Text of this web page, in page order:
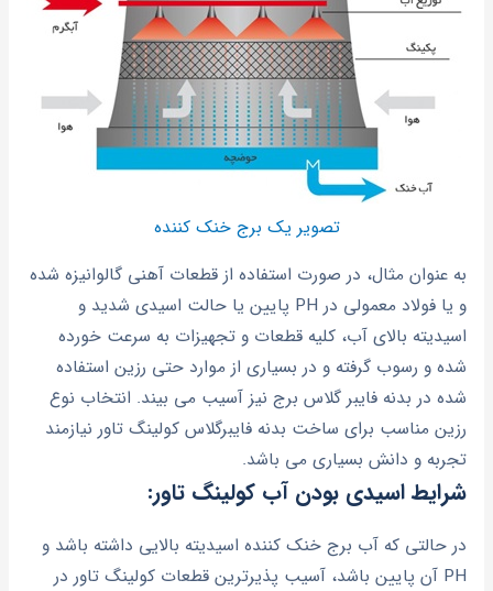
تصویر یک برج خنک کننده
به عنوان مثال، در صورت استفاده از قطعات آهنی گالوانیزه شده
و یا فولاد معمولی در PH پایین یا حالت اسیدی شدید و
اسیدیته بالای آب، کلیه قطعات و تجهیزات به سرعت خورده
شده و رسوب گرفته و در بسیاری از موارد حتی رزین استفاده
شده در بدنه فایبر گلاس برج نیز آسیب می بیند. انتخاب نوع
رزین مناسب برای ساخت بدنه فایبرگلاس کولینگ تاور نیازمند
تجربه و دانش بسیاری می باشد.
شرایط اسیدی بودن آب کولینگ تاور:
در حالتی که آب برج خنک کننده اسیدیته بالایی داشته باشد و
PH آن پایین باشد، آسیب پذیرترین قطعات کولینگ تاور در